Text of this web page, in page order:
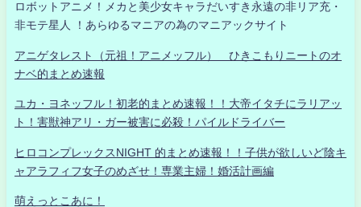
ロボットアニメ！メカと美少女キャラだいすき永遠の非リア充・
非モテ星人 ！あらゆるマニアの為のマニアックサイト
アニゲタレスト（元祖！アニメッフル） ひきこもりニートのオ
ナベ的まとめ速報
ユカ・ヨネッフル！初老的まとめ速報！！大帝イタチにラリアッ
ト！害獣神アリ・ガー被害に必殺！パイルドライバー
ヒロコンプレックスNIGHT 的まとめ速報！！子供が欲しいど陰キ
ャアラフィフ女子のめざせ！専業主婦！婚活計画編
萌えっとこあに！